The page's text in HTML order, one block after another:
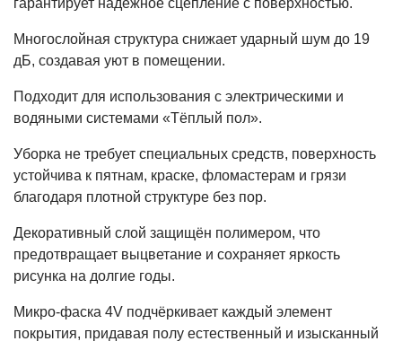
гарантирует надёжное сцепление с поверхностью.
Многослойная структура снижает ударный шум до 19
дБ, создавая уют в помещении.
Подходит для использования с электрическими и
водяными системами «Тёплый пол».
Уборка не требует специальных средств, поверхность
устойчива к пятнам, краске, фломастерам и грязи
благодаря плотной структуре без пор.
Декоративный слой защищён полимером, что
предотвращает выцветание и сохраняет яркость
рисунка на долгие годы.
Микро-фаска 4V подчёркивает каждый элемент
покрытия, придавая полу естественный и изысканный